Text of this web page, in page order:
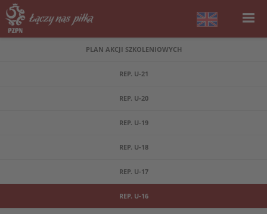
PLAN AKCJI SZKOLENIOWYCH
REP. U-21
REP. U-20
REP. U-19
REP. U-18
REP. U-17
REP. U-16